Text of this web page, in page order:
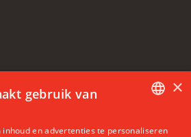
Follow us ×
gebruik van
inhoud en advertenties te personaliseren